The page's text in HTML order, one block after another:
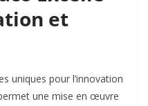
et
uniques pour l’innovation
une mise en œuvre